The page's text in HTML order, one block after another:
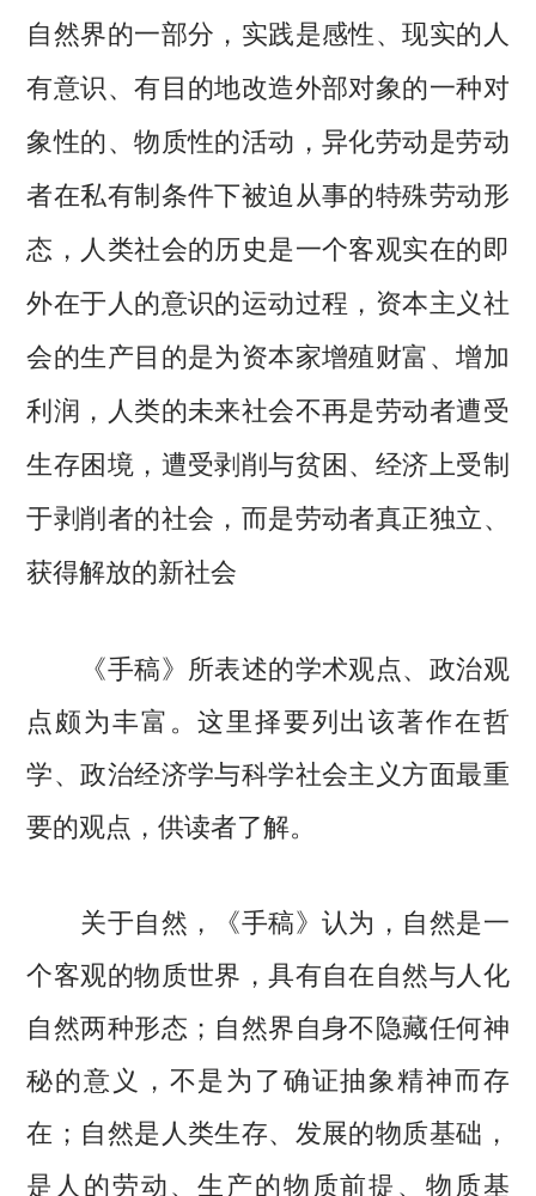
自然界的一部分，实践是感性、现实的人
有意识、有目的地改造外部对象的一种对
象性的、物质性的活动，异化劳动是劳动
者在私有制条件下被迫从事的特殊劳动形
态，人类社会的历史是一个客观实在的即
外在于人的意识的运动过程，资本主义社
会的生产目的是为资本家增殖财富、增加
利润，人类的未来社会不再是劳动者遭受
生存困境，遭受剥削与贫困、经济上受制
于剥削者的社会，而是劳动者真正独立、
获得解放的新社会
《手稿》所表述的学术观点、政治观
点颇为丰富。这里择要列出该著作在哲
学、政治经济学与科学社会主义方面最重
要的观点，供读者了解。
关于自然，《手稿》认为，自然是一
个客观的物质世界，具有自在自然与人化
自然两种形态；自然界自身不隐藏任何神
秘的意义，不是为了确证抽象精神而存
在；自然是人类生存、发展的物质基础，
是人的劳动、生产的物质前提、物质基